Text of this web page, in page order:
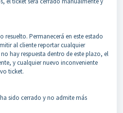
Permanecerá en este estado
al cliente reportar cualquier
hay respuesta dentro de este plazo, el
y cualquier nuevo inconveniente
ticket.
sido cerrado y no admite más